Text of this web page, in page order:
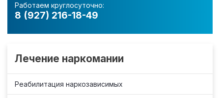
Работаем круглосуточно:
8 (927) 216-18-49
Лечение наркомании
Реабилитация наркозависимых